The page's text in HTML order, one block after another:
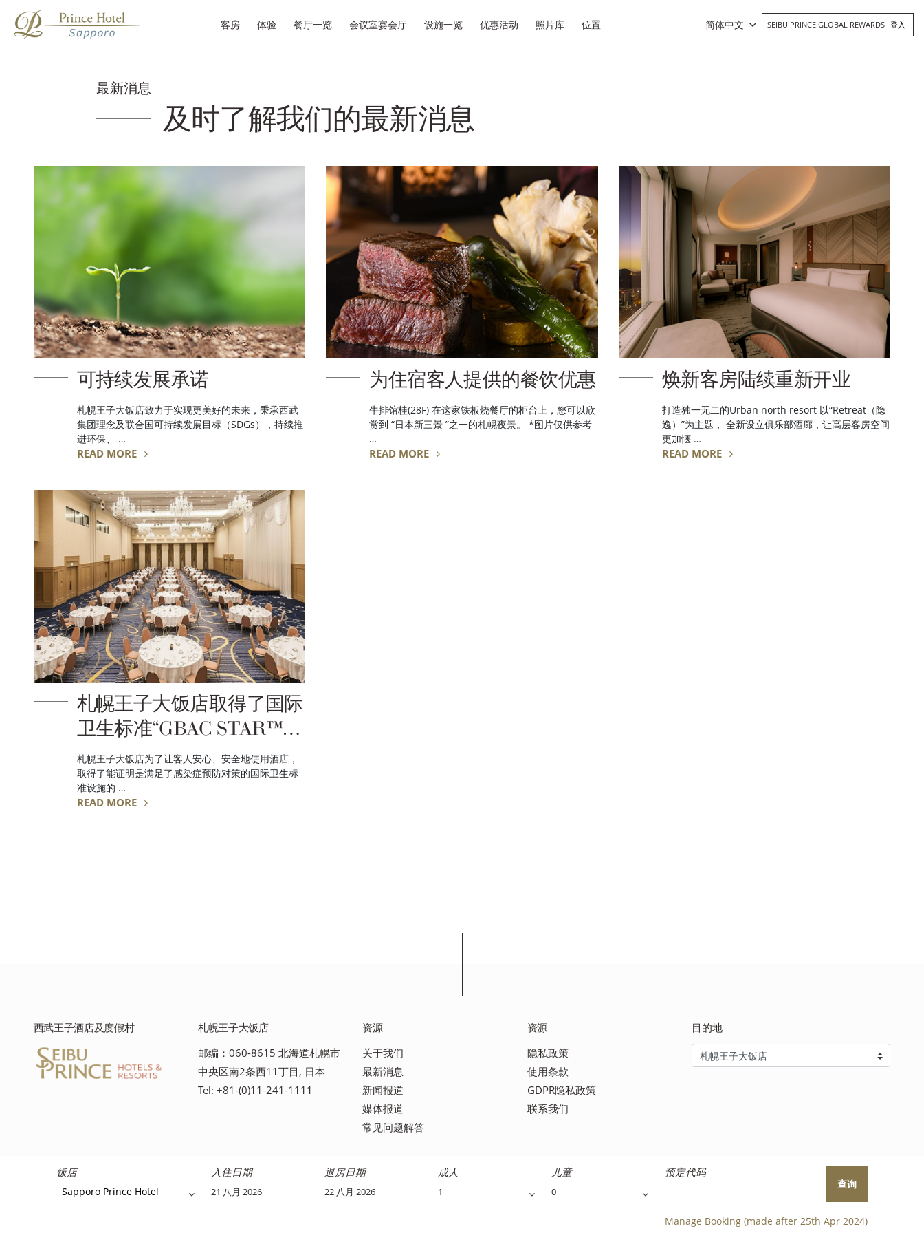
客房 体验 餐厅一览 会议室宴会厅 设施一览 优惠活动 照片库 位置 简体中文 SEIBU PRINCE GLOBAL REWARDS 登入
饭店
Sapporo Prince Hotel
入住日期 退房日期 成人 儿童 预定代码
查询
Manage Booking (made after 25th Apr 2024)
最新消息
及时了解我们的最新消息
可持续发展承诺
札幌王子大饭店致力于实现更美好的未来，秉承西武
集团理念及联合国可持续发展目标（SDGs），持续推
进环保、 …
READ MORE
为住宿客人提供的餐饮优惠
牛排馆桂(28F) 在这家铁板烧餐厅的柜台上，您可以欣
赏到 “日本新三景 ”之一的札幌夜景。 *图片仅供参考
…
READ MORE
焕新客房陆续重新开业
打造独一无二的Urban north resort 以“Retreat（隐
逸）”为主题， 全新设立俱乐部酒廊，让高层客房空间
更加惬 …
READ MORE
札幌王子大饭店取得了国际
卫生标准“GBAC STAR™认
证“
札幌王子大饭店为了让客人安心、安全地使用酒店，
取得了能证明是满足了感染症预防对策的国际卫生标
准设施的 …
READ MORE
西武王子酒店及度假村
札幌王子大饭店
邮编：060-8615 北海道札幌市
中央区南2条西11丁目, 日本
Tel: +81-(0)11-241-1111
资源
关于我们
最新消息
新闻报道
媒体报道
常见问题解答
资源
隐私政策
使用条款
GDPR隐私政策
联系我们
目的地